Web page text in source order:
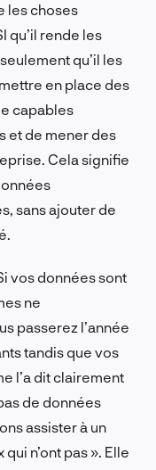
les choses
qu’il rende les
qu’il les
en place des
capables
et de mener des
Cela signifie
sans ajouter de
vos données sont
ne
passerez l’année
tandis que vos
l’a dit clairement
de données
assister à un
n’ont pas ». Elle